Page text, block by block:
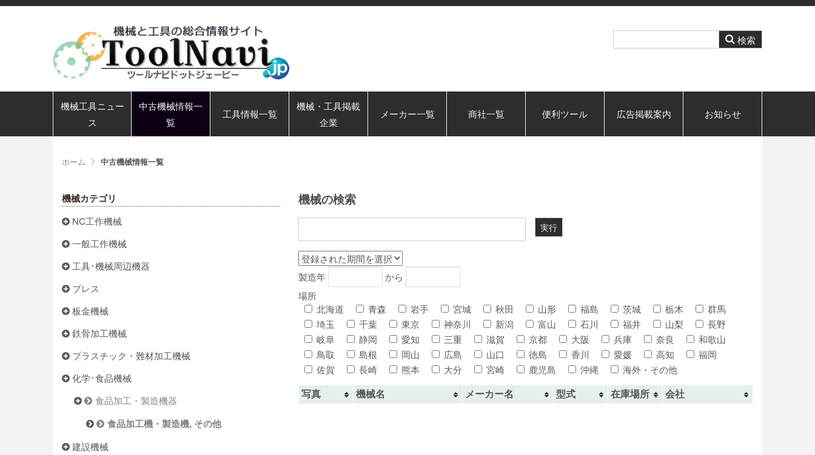
機械工具ニュー
ス
中古機械情報一
覧
工具情報一覧
機械・工具掲載
企業
メーカー一覧 商社一覧 便利ツール 広告掲載案内 お知らせ
ホーム 中古機械情報一覧
機械の検索
製造年
から
場所
北海道
青森 岩手 宮城 秋田 山形 福島 茨城 栃木
群馬
埼玉
千葉 東京 神奈川 新潟 富山 石川 福井 山梨
長野
岐阜
静岡 愛知 三重 滋賀 京都 大阪 兵庫 奈良
和歌山
鳥取
島根 岡山 広島 山口 徳島 香川 愛媛 高知
福岡
佐賀
長崎 熊本 大分 宮崎 鹿児島 沖縄 海外・その他
写真 機械名 メーカー名 型式 在庫場所 会社
機械カテゴリ
NC工作機械
一般工作機械
工具･機械周辺機器
プレス
板金機械
鉄骨加工機械
プラスチック・難材加工機械
化学･食品機械
食品加工・製造機器
食品加工機・製造機, その他
建設機械